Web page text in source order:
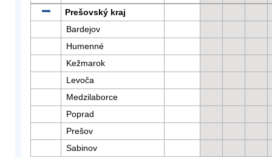
Prešovský kraj
Bardejov
Humenné
Kežmarok
Levoča
Medzilaborce
Poprad
Prešov
Sabinov